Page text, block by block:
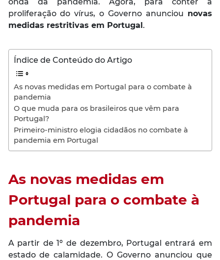
proliferação do vírus, o Governo anunciou novas
medidas restritivas em Portugal.
Índice de Conteúdo do Artigo
As novas medidas em Portugal para o combate à
pandemia
O que muda para os brasileiros que vêm para
Portugal?
Primeiro-ministro elogia cidadãos no combate à
pandemia em Portugal
As novas medidas em
Portugal para o combate à
pandemia
A partir de 1º de dezembro, Portugal entrará em
estado de calamidade. O Governo anunciou que